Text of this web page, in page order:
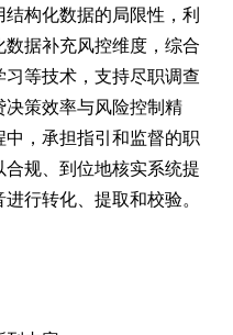
构化数据的局限性，利
据补充风控维度，综合
等技术，支持尽职调查
策效率与风险控制精
，承担指引和监督的职
规、到位地核实系统提
行转化、提取和校验。